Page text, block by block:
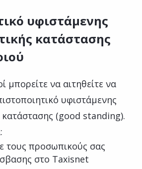
υφιστάμενης
κατάστασης
μπορείτε να αιτηθείτε να
υφιστάμενης
κατάστασης (good standing).
τους προσωπικούς σας
στο Taxisnet